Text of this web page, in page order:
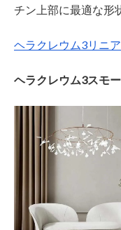
チン上部に最適な形
ヘラクレウム3リニア
ヘラクレウム3スモ